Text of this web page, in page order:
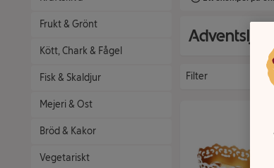
Frukt & Grönt
Kött, Chark & Fågel
Fisk & Skaldjur
Mejeri & Ost
Bröd & Kakor
Vegetariskt
Filter